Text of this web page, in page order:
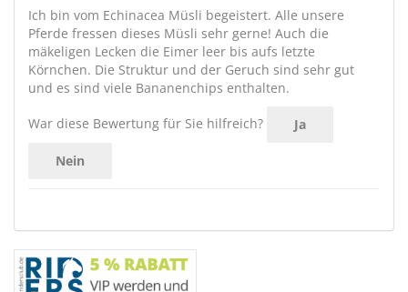
Ich bin vom Echinacea Müsli begeistert. Alle unsere
Pferde fressen dieses Müsli sehr gerne! Auch die
mäkeligen Lecken die Eimer leer bis aufs letzte
Körnchen. Die Struktur und der Geruch sind sehr gut
und es sind viele Bananenchips enthalten.
War diese Bewertung für Sie hilfreich? Ja
Nein